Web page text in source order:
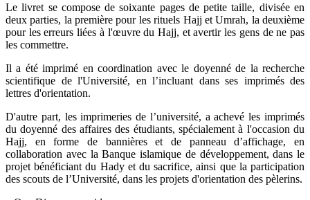
Le livret se compose de soixante pages de petite taille, divisée en
deux parties, la première pour les rituels Hajj et Umrah, la deuxième
pour les erreurs liées à l'œuvre du Hajj, et avertir les gens de ne pas
les commettre.
Il a été imprimé en coordination avec le doyenné de la recherche
scientifique de l'Université, en l’incluant dans ses imprimés des
lettres d'orientation.
D'autre part, les imprimeries de l’université, a achevé les imprimés
du doyenné des affaires des étudiants, spécialement à l'occasion du
Hajj, en forme de bannières et de panneau d’affichage, en
collaboration avec la Banque islamique de développement, dans le
projet bénéficiant du Hady et du sacrifice, ainsi que la participation
des scouts de l’Université, dans les projets d'orientation des pèlerins.